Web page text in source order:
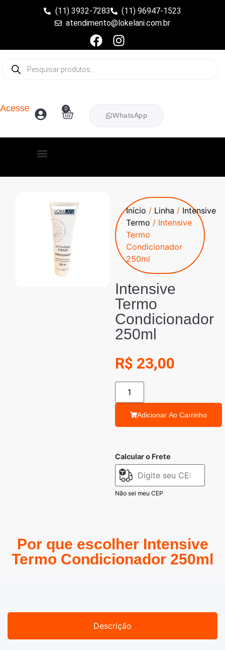
(11) 3932-7283
(11) 96947-1523
atendimento@lokelani.com.br
Acesse 0
WhatsApp
Início / Linha / Intensive
Termo / Intensive
Termo
Condicionador
250ml
Intensive
Termo
Condicionador
250ml
R$ 23,00
Adicionar Ao Carrinho
Calcular o Frete
Não sei meu CEP
Por que escolher Intensive
Termo Condicionador 250ml
Descrição